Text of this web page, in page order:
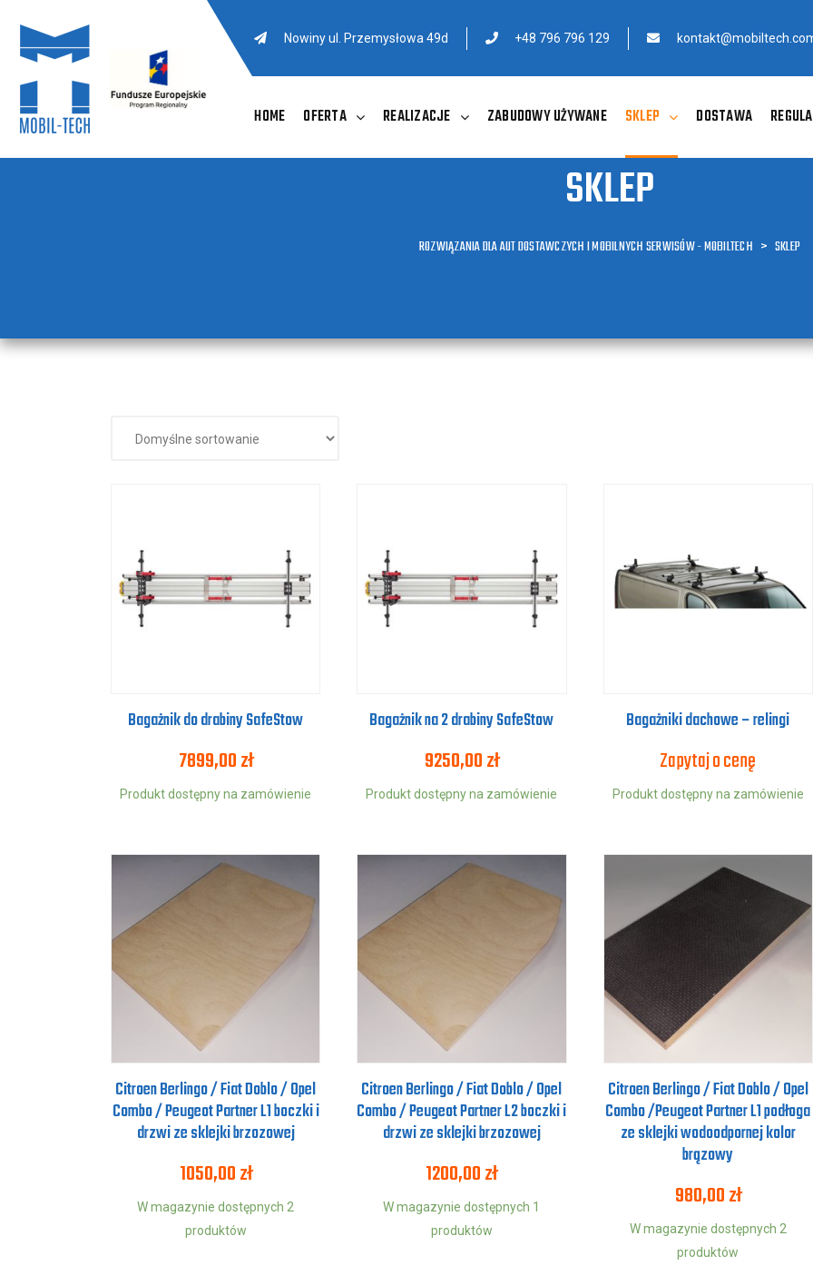
Nowiny ul. Przemysłowa 49d +48 796 796 129
HOME OFERTA REALIZACJE ZABUDOWY UŻYWANE SKLEP DOSTAWA
SKLEP
ROZWIĄZANIA DLA AUT DOSTAWCZYCH I MOBILNYCH SERWISÓW - MOBILTECH > SKLEP
Bagażnik do drabiny SafeStow
7899,00zł
Produkt dostępny na zamówienie
Bagażnik na 2 drabiny SafeStow
9250,00zł
Produkt dostępny na zamówienie
Bagażniki dachowe – relingi
Zapytaj o cenę
Produkt dostępny na zamówienie
Citroen Berlingo / Fiat Doblo / Opel
Combo / Peugeot Partner L1 boczki i
drzwi ze sklejki brzozowej
1050,00zł
W magazynie dostępnych 2
produktów
Citroen Berlingo / Fiat Doblo / Opel
Combo / Peugeot Partner L2 boczki i
drzwi ze sklejki brzozowej
1200,00zł
W magazynie dostępnych 1
produktów
Citroen Berlingo / Fiat Doblo / Opel
Combo /Peugeot Partner L1 podłoga
ze sklejki wodoodpornej kolor
brązowy
980,00zł
W magazynie dostępnych 2
produktów